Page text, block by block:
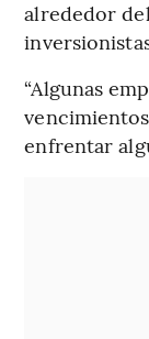
alrededor
“Algunas
enfrentar